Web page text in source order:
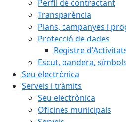
Perfil de contractant
Transparència
Plans, campanyes i
Protecció de dades
Registre
Escut, bandera,
Seu electrònica
Serveis i tràmits
Seu electrònica
Oficines municipals